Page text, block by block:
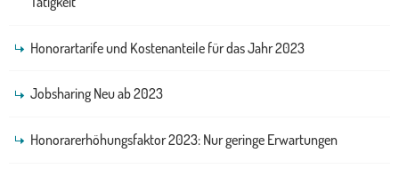
Honorartarife und Kostenanteile für das Jahr 2023
Jobsharing Neu ab 2023
Honorarerhöhungsfaktor 2023: Nur geringe Erwartungen